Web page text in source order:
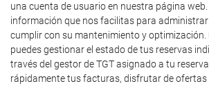
una cuenta de usuario en nuestra página
información que nos facilitas para
cumplir con su mantenimiento y optimización.
puedes gestionar el estado de tus reservas
través del gestor de TGT asignado a tu
rápidamente tus facturas, disfrutar de ofertas